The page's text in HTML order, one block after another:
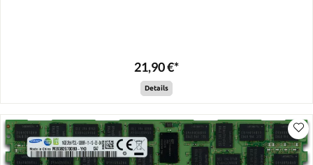
21,90 €*
Details